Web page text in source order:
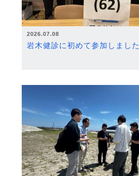
2026.07.08
岩木健診に初めて参加しました